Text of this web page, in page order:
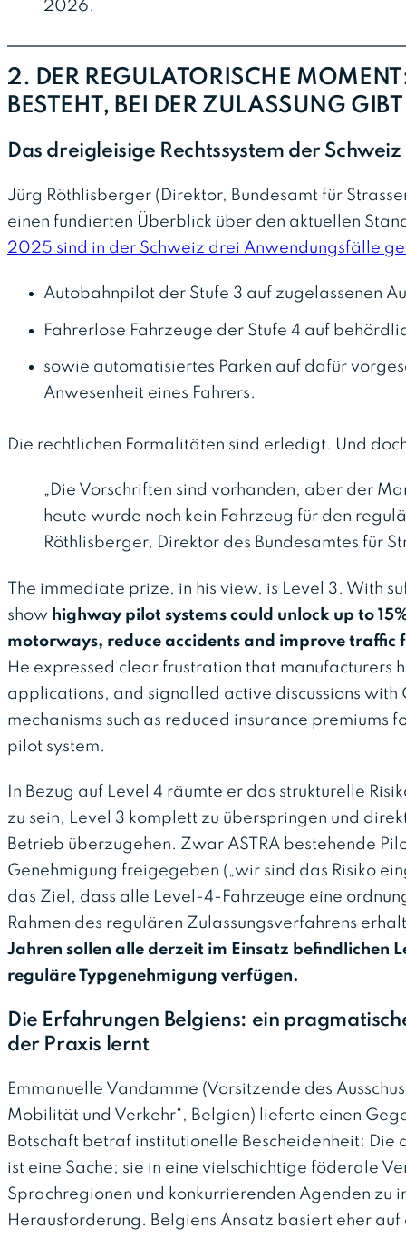
2026.
2. DER REGULATORISCHE
BESTEHT, BEI DER ZULASSUNG
Das dreigleisige Rechtssystem der Schweiz
Jürg Röthlisberger (Direktor, Bundesamt für
einen fundierten Überblick über den aktuellen
2025 sind in der Schweiz drei Anwendungsfälle
Autobahnpilot der Stufe 3 auf zugelassenen
Fahrerlose Fahrzeuge der Stufe 4 auf
sowie automatisiertes Parken auf dafür
Anwesenheit eines Fahrers.
Die rechtlichen Formalitäten sind erledigt. Und
„Die Vorschriften sind vorhanden, aber der
heute wurde noch kein Fahrzeug für den
Röthlisberger, Direktor des Bundesamtes für
The immediate prize, in his view, is Level 3. With
show highway pilot systems could unlock up to
motorways, reduce accidents and improve traffic
He expressed clear frustration that manufacturers
applications, and signalled active discussions with
mechanisms such as reduced insurance premiums
pilot system.
In Bezug auf Level 4 räumte er das strukturelle
zu sein, Level 3 komplett zu überspringen und
Betrieb überzugehen. Zwar ASTRA bestehende
Genehmigung freigegeben („wir sind das Risiko
das Ziel, dass alle Level-4-Fahrzeuge eine
Rahmen des regulären Zulassungsverfahrens
Jahren sollen alle derzeit im Einsatz befindlichen
reguläre Typgenehmigung verfügen.
Die Erfahrungen Belgiens: ein
der Praxis lernt
Emmanuelle Vandamme (Vorsitzende des
Mobilität und Verkehr“, Belgien) lieferte einen
Botschaft betraf institutionelle Bescheidenheit: Die
ist eine Sache; sie in eine vielschichtige föderale
Sprachregionen und konkurrierenden Agenden zu
Herausforderung. Belgiens Ansatz basiert eher